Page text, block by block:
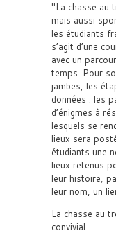
La chasse au
mais aussi
les étudiants
s’agit d’une
avec un
temps. Pour
jambes, les
données : les
d’énigmes à
lesquels se
lieux sera
étudiants une
lieux retenus
leur histoire,
leur nom, un
La chasse au
convivial.